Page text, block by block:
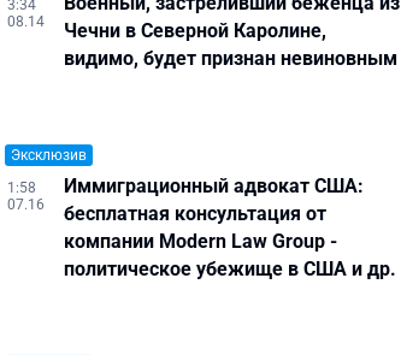
3:34
08.14
Чечни в Северной Каролине,
видимо, будет признан невиновным
Эксклюзив
1:58
07.16
Иммиграционный адвокат США:
бесплатная консультация от
компании Modern Law Group -
политическое убежище в США и др.